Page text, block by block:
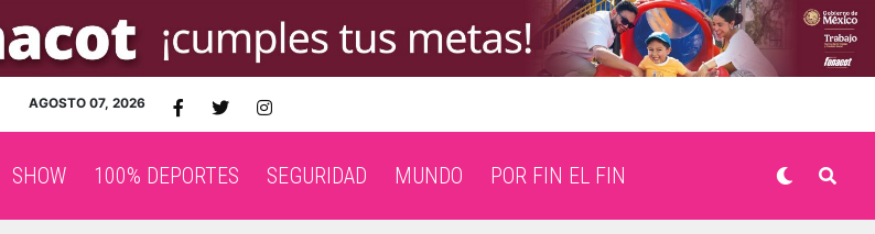
AGOSTO 07, 2026
SHOW 100% DEPORTES SEGURIDAD MUNDO POR FIN EL FIN